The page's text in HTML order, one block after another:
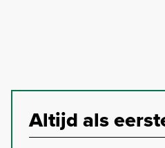
Altijd als